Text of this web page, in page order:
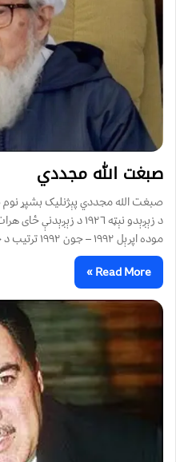
صبغت الله مجددي
صبغت الله مجددي پېژنليک بشپړ
د زېږېدو نېټه ١٩٢٦ د
موده اپرېل ١٩٩٢ – جون ١٩٩٢ ترتيب د جهادي پېر لومړنی او د افغانست
Read More »